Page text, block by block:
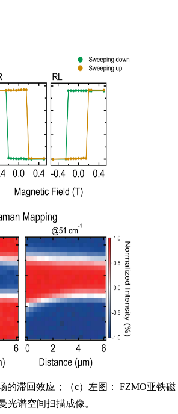
的滞回效应；（c）左图： FZMO亚铁磁
光谱空间扫描成像。